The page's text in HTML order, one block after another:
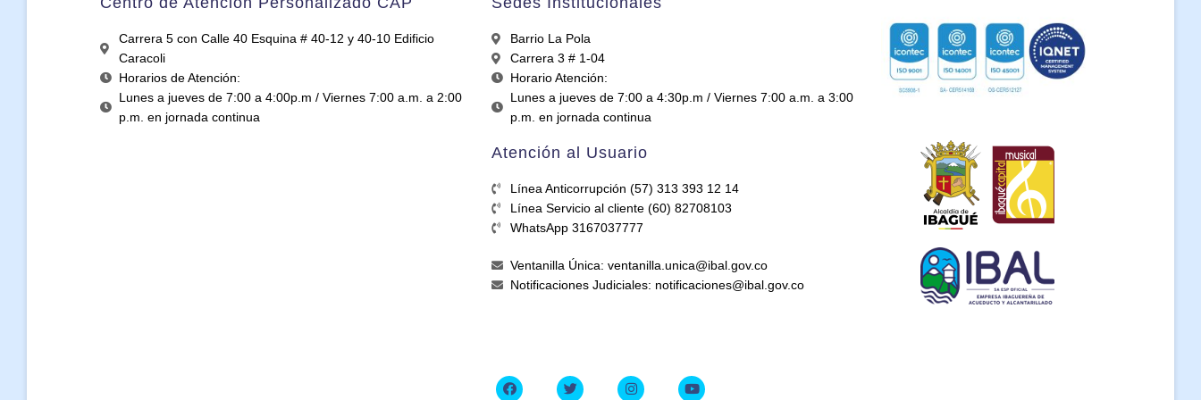
Carrera 5 con Calle 40 Esquina # 40-12 y 40-10 Edificio
Caracoli
Horarios de Atención:
Lunes a jueves de 7:00 a 4:00p.m / Viernes 7:00 a.m. a 2:00
p.m. en jornada continua
Barrio La Pola
Carrera 3 # 1-04
Horario Atención:
Lunes a jueves de 7:00 a 4:30p.m / Viernes 7:00 a.m. a 3:00
p.m. en jornada continua
Atención al Usuario
Línea Anticorrupción (57) 313 393 12 14
Línea Servicio al cliente (60) 82708103
WhatsApp 3167037777
Ventanilla Única: ventanilla.unica@ibal.gov.co
Notificaciones Judiciales: notificaciones@ibal.gov.co